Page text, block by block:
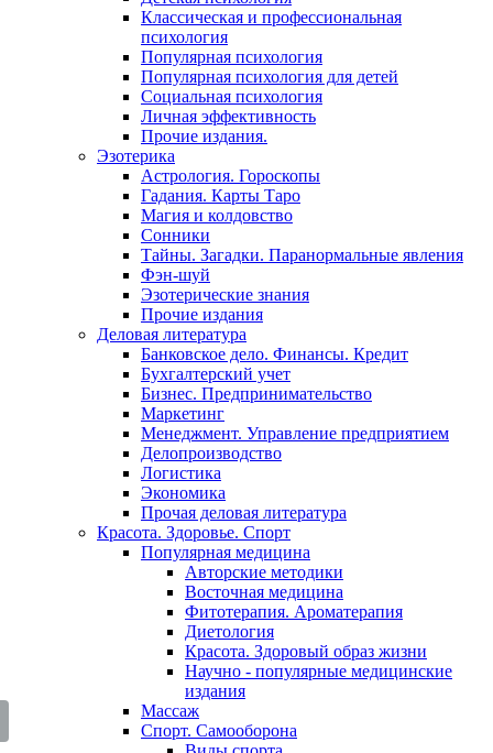
Классическая и профессиональная
психология
Популярная психология
Популярная психология для детей
Социальная психология
Личная эффективность
Прочие издания.
Эзотерика
Астрология. Гороскопы
Гадания. Карты Таро
Магия и колдовство
Сонники
Тайны. Загадки. Паранормальные явления
Фэн-шуй
Эзотерические знания
Прочие издания
Деловая литература
Банковское дело. Финансы. Кредит
Бухгалтерский учет
Бизнес. Предпринимательство
Маркетинг
Менеджмент. Управление предприятием
Делопроизводство
Логистика
Экономика
Прочая деловая литература
Красота. Здоровье. Спорт
Популярная медицина
Авторские методики
Восточная медицина
Фитотерапия. Ароматерапия
Диетология
Красота. Здоровый образ жизни
Научно - популярные медицинские
издания
Массаж
Спорт. Самооборона